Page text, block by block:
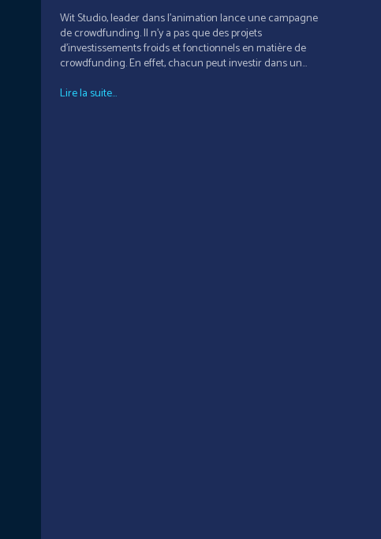
Wit Studio, leader dans l’animation lance une campagne
de crowdfunding. Il n’y a pas que des projets
d’investissements froids et fonctionnels en matière de
crowdfunding. En effet, chacun peut investir dans un...
Lire la suite...